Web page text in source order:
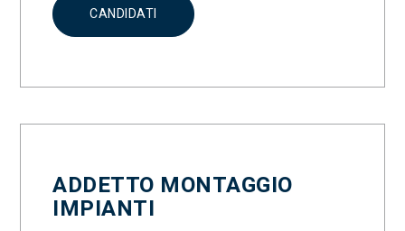
CANDIDATI
ADDETTO MONTAGGIO
IMPIANTI